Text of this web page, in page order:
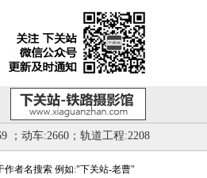
；动车:2660；轨道工程:2208
作者名搜索 例如:"下关站-老曹"